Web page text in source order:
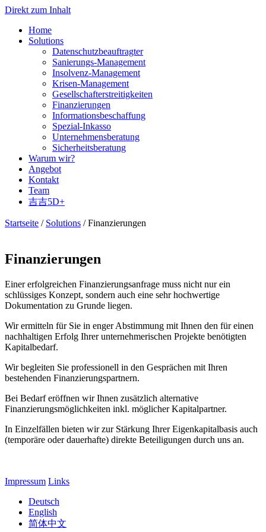
Direkt zum Inhalt
Home
Solutions
Datenschutzbeauftragter
Sanierungs-Management
Insolvenz-Management
Krisen-Management
Gesellschafterstreitigkeiten
Finanzierungen
Informationsbeschaffung
Spezial-Inkasso
Unternehmensberatung
Sicherheitsberatung
Warum wir?
Angebot
Kontakt
Team
吉吉5D+
Startseite / Solutions / Finanzierungen
Finanzierungen
Einer erfolgreichen Finanzierungsanfrage muss nicht nur ein
schlüssiges Konzept, sondern auch eine sehr hochwertige
Dokumentation zu Grunde liegen.
Wir ermitteln für Sie in enger Abstimmung mit Ihnen den für einen
nachhaltigen Erfolg Ihrer unternehmerischen Projekte benötigten
Kapitalbedarf.
Wir begleiten Sie professionell in den Gesprächen mit Ihren
bestehenden Finanzierungspartnern.
Bei Bedarf eröffnen wir Ihnen zusätzlich alternative
Finanzierungsmöglichkeiten inkl. möglicher Kapitalpartner.
In Einzelfällen bieten wir zur Stärkung Ihrer Eigenkapitalbasis auch
(temporäre oder dauerhafte) direkte Beteiligungen durch uns an.
Impressum Links
Deutsch
English
简体中文